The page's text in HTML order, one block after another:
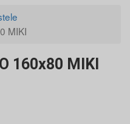
MIKI
160x80 MIKI